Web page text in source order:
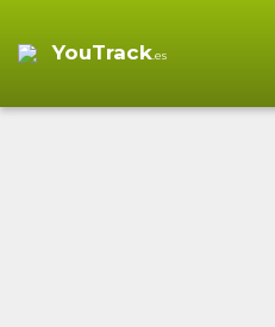
YouTrack.es